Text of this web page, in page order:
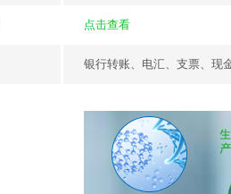
点击查看
银行转账、电汇、支票、现